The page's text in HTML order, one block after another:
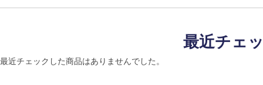
最近チェ
最近チェックした商品はありませんでした。